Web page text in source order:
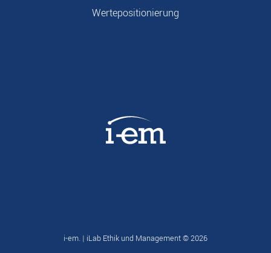
Wertepositionierung
i-em. | iLab Ethik und Management ©2026